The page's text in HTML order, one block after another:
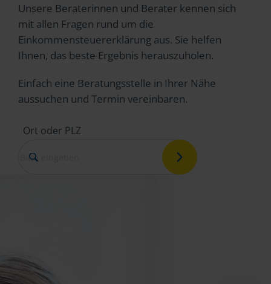
Unsere Beraterinnen und Berater kennen sich
mit allen Fragen rund um die
Einkommensteuererklärung aus. Sie helfen
Ihnen, das beste Ergebnis herauszuholen.
Einfach eine Beratungsstelle in Ihrer Nähe
aussuchen und Termin vereinbaren.
Ort oder PLZ